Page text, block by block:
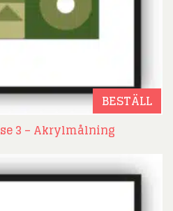
BESTÄLL
3 – Akrylmålning